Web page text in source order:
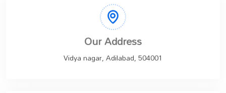
Our Address
Vidya nagar, Adilabad, 504001